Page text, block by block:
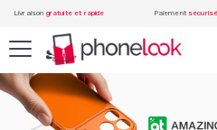
Livraison gratuite et rapide Paiement